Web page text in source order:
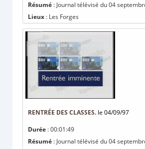
Résumé : Journal télévisé du 04
Lieux : Les Forges
RENTRÉE DES CLASSES. le 04/09/97
Durée : 00:01:49
Résumé : Journal télévisé du 04